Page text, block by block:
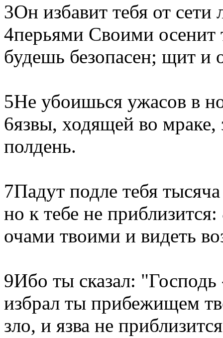
3Он избавит тебя от сети
4перьями Своими осенит
будешь безопасен; щит и
5Не убоишься ужасов в
6язвы, ходящей во
полдень.
7Падут подле тебя
но к тебе не
очами твоими и видеть
9Ибо ты сказал:
избрал ты прибежищем
зло, и язва не